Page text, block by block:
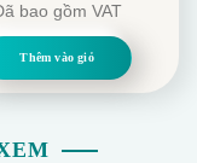
bao gồm VAT
Thêm vào giỏ